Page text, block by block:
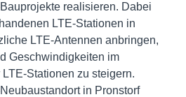
realisieren. Dabei
LTE-Stationen in
LTE-Antennen anbringen,
Geschwindigkeiten im
Stationen zu steigern.
in Pronstorf